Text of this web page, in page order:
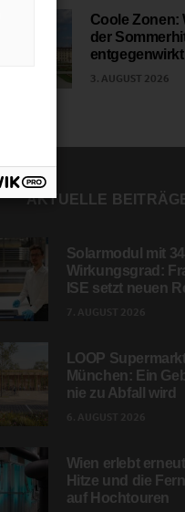
Coole Zonen:
der
entgegenwirkt
3. AUGUST 2026
AKTUELLE
Solarmodul mit
Wirkungsgrad:
ISE setzt neuen
LOOP
München: Ein
nie zu Abfall wird
Wien erlebt
Hitze und die
auf Hochtouren